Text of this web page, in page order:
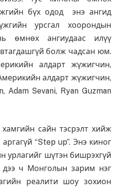
бүх одод энэ ангид
урсгал хоорондын
өмнөх ангиудаас илүү
болж чадсан юм.
алдарт жүжигчин,
алдарт жүжигчин,
Adam Sevani, Ryan Guzman
сайн тэсрэлт хийж
“Step up”. Энэ киног
урлагийг шүтэн бишрэхгүй
дээ ч Монголын зарим нэг
реалити шоу зохион